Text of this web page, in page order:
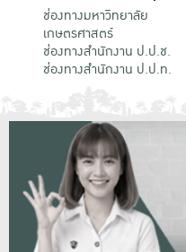
ช่องทางมหาวิทยาลัย
เกษตรศาสตร์
ช่องทางสำนักงาน ป.ป.ช.
ช่องทางสำนักงาน ป.ป.ท.